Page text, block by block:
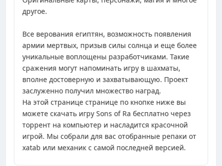
другое.
Все верования египтян, возможность появления
армии мертвых, призыв силы солнца и еще более
уникальные воплощены разработчиками. Такие
сражения могут напоминать игру в шахматы,
вполне достоверную и захватывающую. Проект
заслуженно получил множество наград.
На этой странице странице по кнопке ниже вы
можете скачать игру Sons of Ra бесплатно через
торрент на компьютер и насладится красочной
игрой. Мы собрали для вас отобранные репаки от
xatab или механик с самой последней версией.